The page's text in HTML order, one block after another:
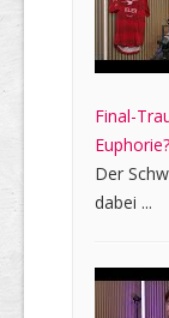
Final-
Euphorie?
Der
dabei ...